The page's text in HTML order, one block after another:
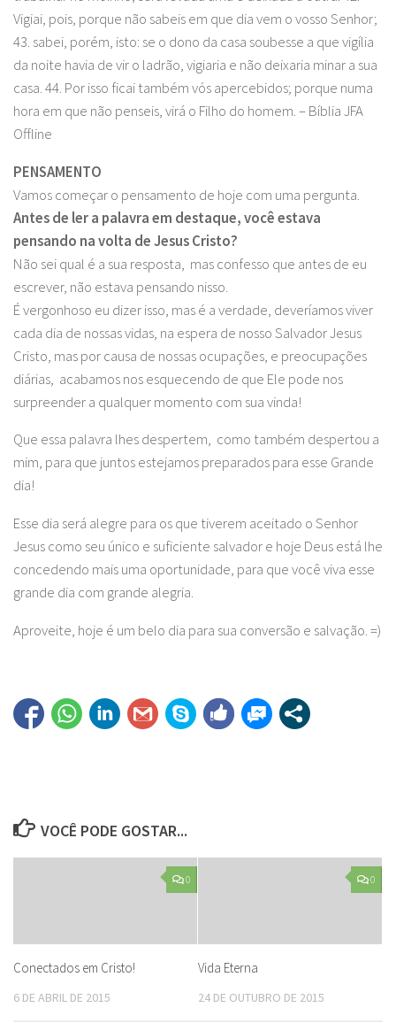
Vigiai, pois, porque não sabeis em que dia vem o vosso Senhor;
43. sabei, porém, isto: se o dono da casa soubesse a que vigília
da noite havia de vir o ladrão, vigiaria e não deixaria minar a sua
casa. 44. Por isso ficai também vós apercebidos; porque numa
hora em que não penseis, virá o Filho do homem. – Bíblia JFA
Offline
PENSAMENTO
Vamos começar o pensamento de hoje com uma pergunta.
Antes de ler a palavra em destaque, você estava
pensando na volta de Jesus Cristo?
Não sei qual é a sua resposta, mas confesso que antes de eu
escrever, não estava pensando nisso.
É vergonhoso eu dizer isso, mas é a verdade, deveríamos viver
cada dia de nossas vidas, na espera de nosso Salvador Jesus
Cristo, mas por causa de nossas ocupações, e preocupações
diárias, acabamos nos esquecendo de que Ele pode nos
surpreender a qualquer momento com sua vinda!
Que essa palavra lhes despertem, como também despertou a
mim, para que juntos estejamos preparados para esse Grande
dia!
Esse dia será alegre para os que tiverem aceitado o Senhor
Jesus como seu único e suficiente salvador e hoje Deus está lhe
concedendo mais uma oportunidade, para que você viva esse
grande dia com grande alegria.
Aproveite, hoje é um belo dia para sua conversão e salvação. =)
VOCÊ PODE GOSTAR...
0
Conectados em Cristo!
6 DE ABRIL DE 2015
0
Vida Eterna
24 DE OUTUBRO DE 2015